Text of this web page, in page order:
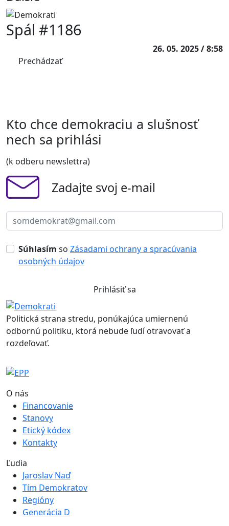
Prechádzať
Spál #1186
26. 05. 2025 / 8:58
Kto chce demokraciu a slušnosť
nech sa prihlási
(k odberu newslettra)
Zadajte svoj e-mail
Súhlasím so Zásadami ochrany a spracúvania
osobných údajov
Prihlásiť sa
Politická strana stredu, ponúkajúca umiernenú
odbornú politiku, ktorá nebude ľudí otravovať a
rozdeľovať.
O nás
Financovanie
Stanovy
Etický kódex
Kontakty
Ľudia
Jaroslav Naď
Tím Demokratov
Regióny
Generácia D